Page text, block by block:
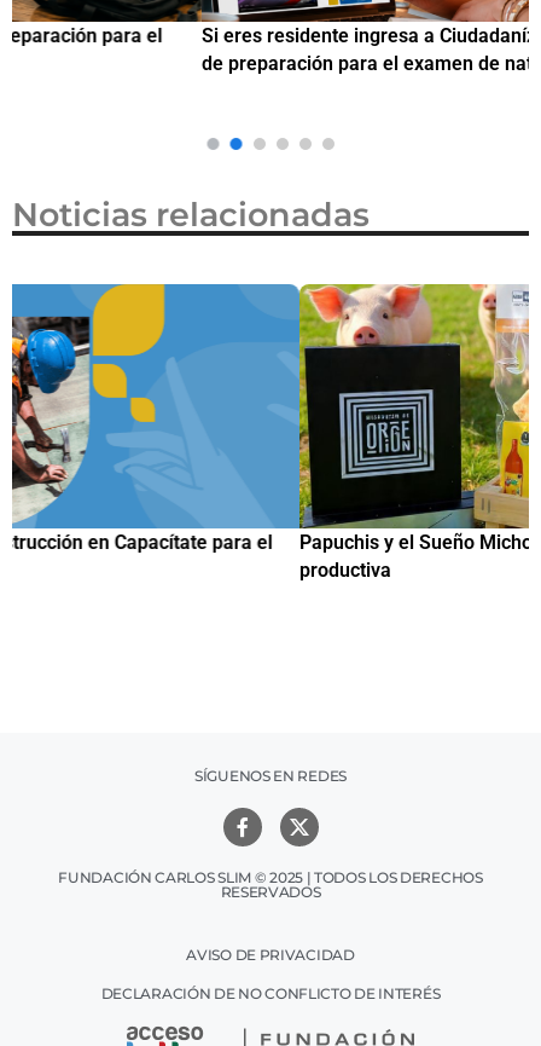
Si eres residente ingresa a Ciudadanízate, el curso gratuito
de preparación para el examen de naturalización en EUA
Noticias relacionadas
Papuchis y el Sueño Michoacano como alternativa
SÍGUENOS EN REDES
FUNDACIÓN CARLOS SLIM © 2025 | TODOS LOS DERECHOS
RESERVADOS
AVISO DE PRIVACIDAD
DECLARACIÓN DE NO CONFLICTO DE INTERÉS